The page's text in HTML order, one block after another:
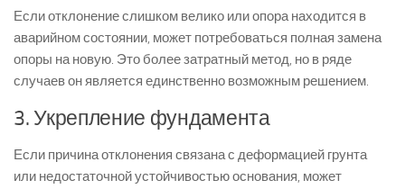
Если отклонение слишком велико или опора находится в
аварийном состоянии, может потребоваться полная замена
опоры на новую. Это более затратный метод, но в ряде
случаев он является единственно возможным решением.
3. Укрепление фундамента
Если причина отклонения связана с деформацией грунта
или недостаточной устойчивостью основания, может